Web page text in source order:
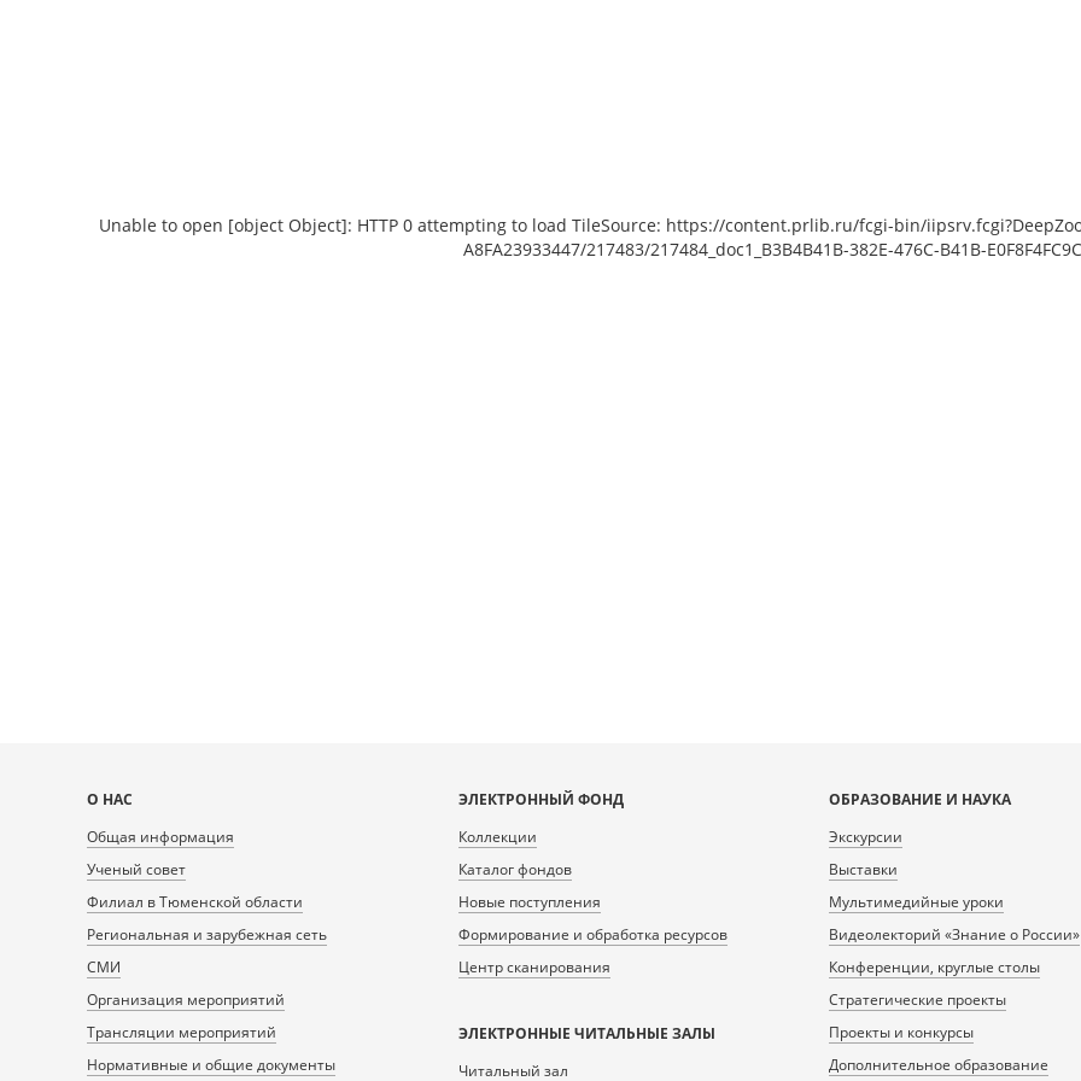
Unable to open [object Object]: HTTP 0 attempting to load TileSource: https://content.prlib.ru/fcgi-bin/
A8FA23933447/217483/217484_doc1_B3B4B41B-382E-476C-B41B-
Карта
сайта
О НАС
Общая информация
Ученый совет
Филиал в Тюменской области
Региональная и зарубежная сеть
СМИ
Организация мероприятий
Трансляции мероприятий
Нормативные и общие документы
ЭЛЕКТРОННЫЙ ФОНД
Коллекции
Каталог фондов
Новые поступления
Формирование и обработка ресурсов
Центр сканирования
ЭЛЕКТРОННЫЕ ЧИТАЛЬНЫЕ ЗАЛЫ
Читальный зал
ОБРАЗОВАНИЕ И НАУКА
Экскурсии
Выставки
Мультимедийные уроки
Видеолекторий «Знание о России»
Конференции, круглые столы
Стратегические проекты
Проекты и конкурсы
Дополнительное образование